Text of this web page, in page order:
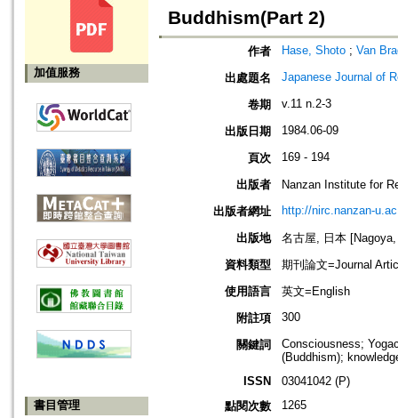
加值服務
書目管理
Buddhism(Part 2)
作者 Hase, Shoto ; Van
出處題名 Japanese Journal of
卷期 v.11 n.2-3
出版日期 1984.06-09
頁次 169 - 194
出版者
Nanzan Institute for
出版者網址
http://nirc.nanzan-
出版地
名古屋, 日本
資料類型
期刊論文=Journal
使用語言
英文=English
附註項
300
關鍵詞
Consciousness;
(Buddhism);
ISSN
03041042 (P)
點閱次數
1265